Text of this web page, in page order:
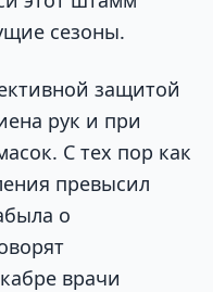
сезоны.
защитой
рук и при
С тех пор как
превысил
о
врачи